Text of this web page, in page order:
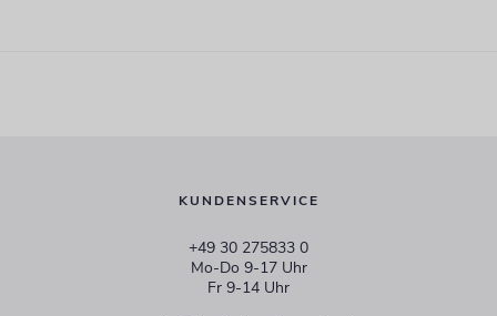
KUNDENSERVICE
+49 30 275833 0
Mo-Do 9-17 Uhr
Fr 9-14 Uhr